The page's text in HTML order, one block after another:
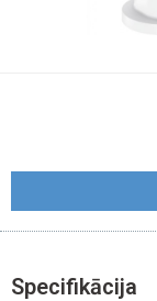
Specifikācija